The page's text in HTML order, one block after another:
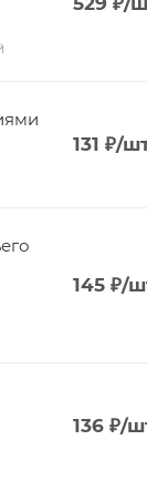
131 ₽/
145₽/
136₽/